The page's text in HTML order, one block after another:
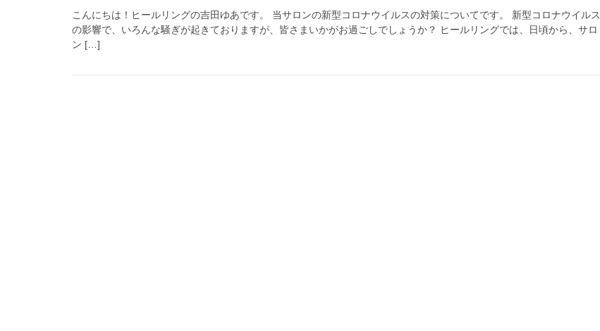
こんにちは！ヒールリングの吉田ゆあです。 当サロンの新型コロナウイルスの対策についてです。 新型コロナウイルス
の影響で、いろんな騒ぎが起きておりますが、皆さまいかがお過ごしでしょうか？ ヒールリングでは、日頃から、サロ
ン […]